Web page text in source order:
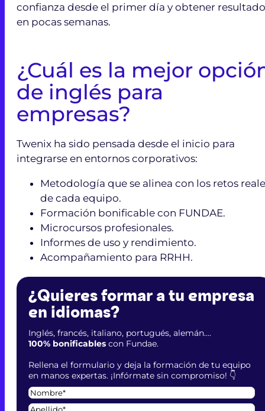
confianza desde el primer día y obtener
en pocas semanas.
¿Cuál es la mejor
de inglés para
empresas?
Twenix ha sido pensada desde el inicio para
integrarse en entornos corporativos:
Metodología que se alinea con los retos
de cada equipo.
Formación bonificable con FUNDAE.
Microcursos profesionales.
Informes de uso y rendimiento.
Acompañamiento para RRHH.
¿Quieres formar a tu empresa
en idiomas?
Inglés, francés, italiano, portugués, alemán....
100% bonificables con Fundae.
Rellena el formulario y deja la formación de tu equipo
en manos expertas. ¡Infórmate sin compromiso! 👇